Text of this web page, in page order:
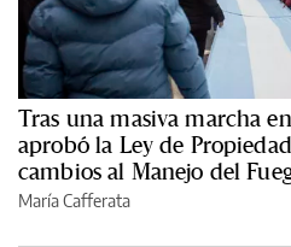
Tras una masiva marcha
aprobó la Ley de
cambios al Manejo del
María Cafferata